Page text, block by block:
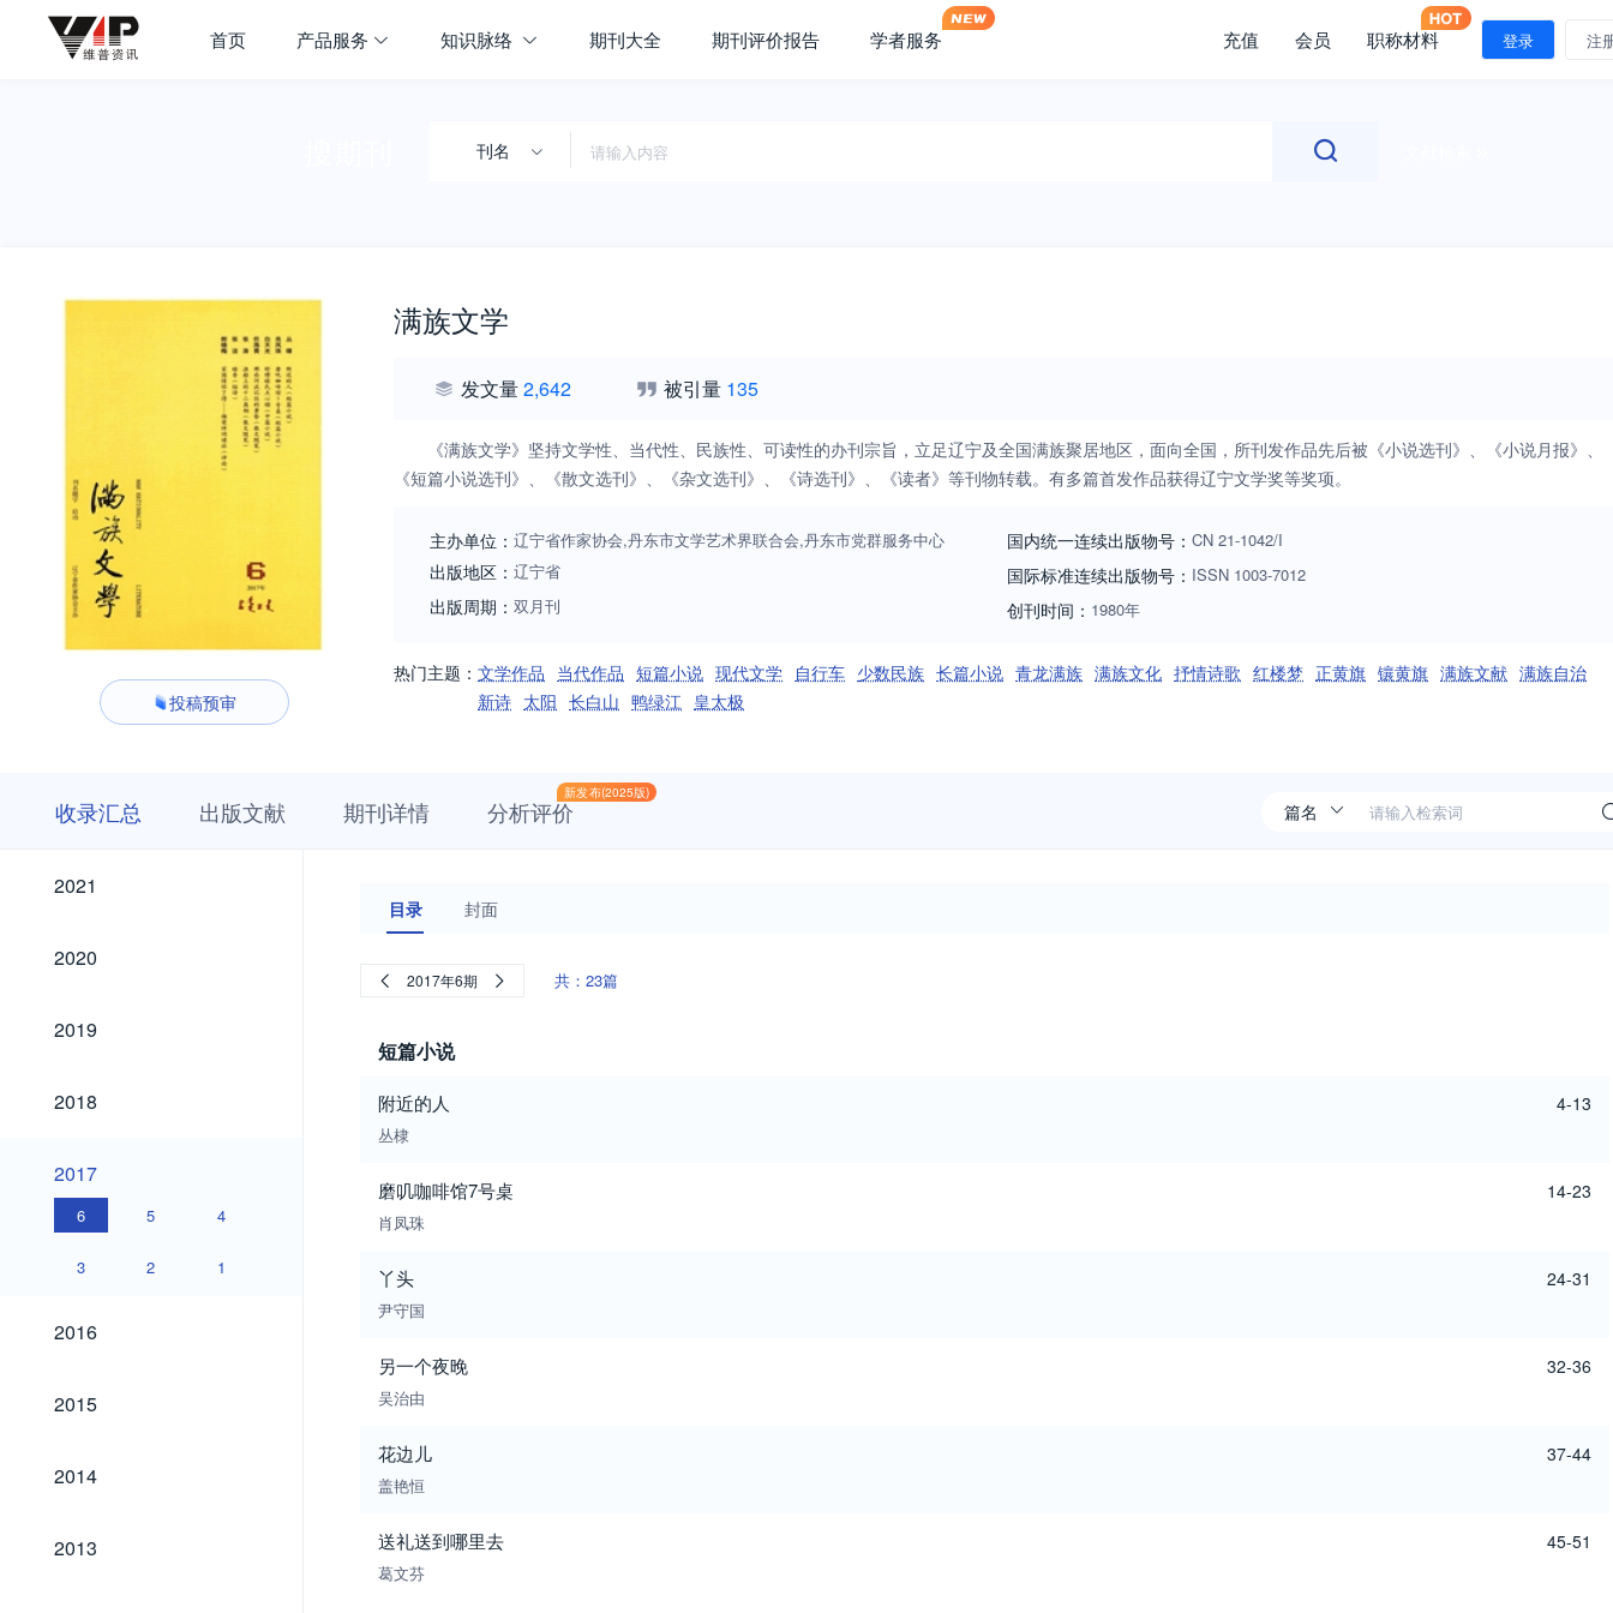
首页 产品服务 知识脉络 期刊大全 期刊评价报告 学者服务 充值 会员 职称材料 登录 注
刊名
投稿预审
满族文学
发文量2,642 被引量 135
《满族文学》坚持文学性、当代性、民族性、可读性的办刊宗旨，立足辽宁及全国满族聚居地区，面向全国，所刊发作品先后被《小说选刊》、《小说月报》、
《短篇小说选刊》、《散文选刊》、《杂文选刊》、《诗选刊》、《读者》等刊物转载。有多篇首发作品获得辽宁文学奖等奖项。
主办单位： 辽宁省作家协会,丹东市文学艺术界联合会,丹东市党群服务中心
出版地区： 辽宁省
出版周期： 双月刊
国内统一连续出版物号： CN 21-1042/I
国际标准连续出版物号 ： ISSN 1003-7012
创刊时间： 1980年
热门主题： 文学作品 当代作品 短篇小说 现代文学 自行车 少数民族 长篇小说 青龙满族 满族文化 抒情诗歌 红楼梦 正黄旗 镶黄旗 满族文献 满族自治
新诗 太阳 长白山 鸭绿江 皇太极
收录汇总 出版文献 期刊详情
新发布(2025版)
分析评价
2021
2021
2020
2020
2019
2019
2018
2018
2017
2017
6 5 4
3 2 1
2016
2016
2015
2015
2014
2014
2013
2013
目录 封面
2017年6期 共：23篇
短篇小说
附近的人
丛棣
4-13
磨叽咖啡馆7号桌
肖凤珠
14-23
丫头
尹守国
24-31
另一个夜晚
吴治由
32-36
花边儿
盖艳恒
37-44
送礼送到哪里去
葛文芬
45-51